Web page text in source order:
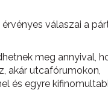
válaszai a
meg annyival,
akár utcafórumokon,
és egyre